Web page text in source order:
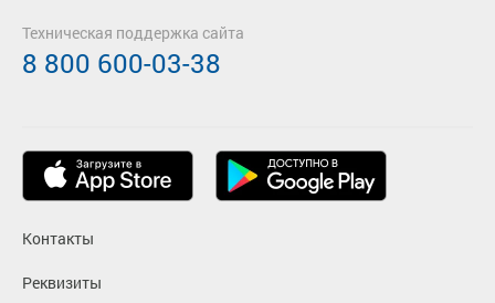
Контакты
Реквизиты
Техническая поддержка сайта
8 800 600-03-38